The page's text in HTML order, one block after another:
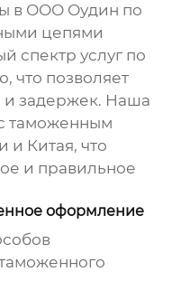
в ООО Оудин по
цепями
спектр услуг по
что позволяет
и задержек. Наша
таможенным
и Китая, что
и правильное
оформление